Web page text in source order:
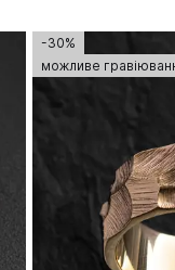
-30%
можливе